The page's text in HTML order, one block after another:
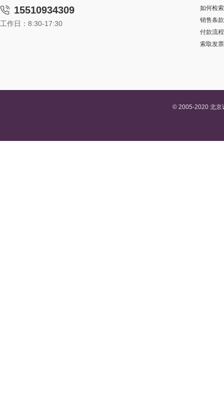
15510934309
工作日：8:30-17:30
如何检索
销售条款
付款流程
索取发票
© 2005-2020 北京